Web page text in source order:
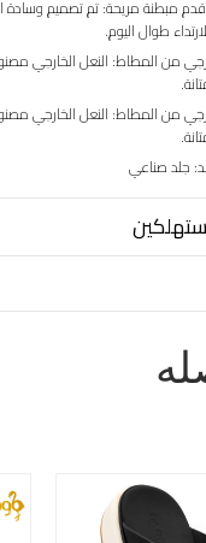
مبطنة مريحة: تم تصميم وسادة
طوال اليوم.
من المطاط: النعل الخارجي
من المطاط: النعل الخارجي
جلد صناعي